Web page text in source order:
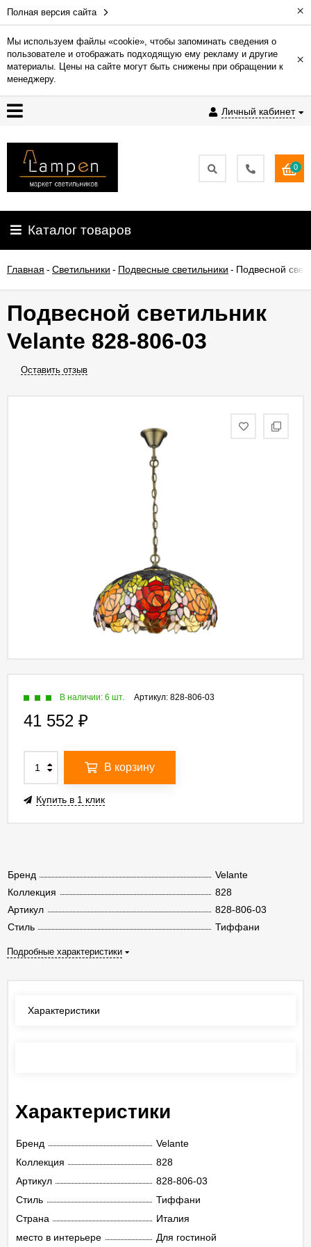
Полная версия сайта ×
Мы используем файлы «cookie», чтобы запоминать сведения о
пользователе и отображать подходящую ему рекламу и другие
материалы. Цены на сайте могут быть снижены при обращении к
менеджеру.
×
Личный кабинет
Гарантия
Доставка
и
Контакты
освещения
О
0
Каталог товаров
Главная - Светильники - Подвесные светильники - Подвесной
Подвесной светильник
Velante 828-806-03
Оставить отзыв
Бренд
Velante
Коллекция
828
Артикул
828-806-03
Стиль
Тиффани
Подробные характеристики
Артикул: 828-806-03
В наличии: 6 шт.
41 552 ₽
В корзину
Купить в 1 клик
Характеристики
Характеристики
Бренд
Velante
Коллекция
828
Артикул
828-806-03
Стиль
Тиффани
Страна
Италия
место в интерьере
Для гостиной